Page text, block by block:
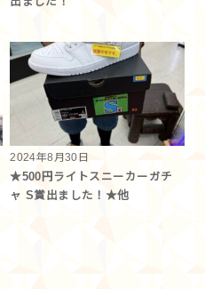
2024年8月30日
★500円ライトスニーカーガチ
ャ S賞出ました！★他